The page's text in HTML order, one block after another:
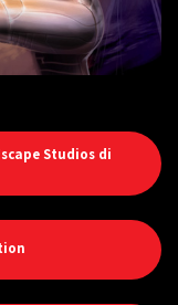
Studios di